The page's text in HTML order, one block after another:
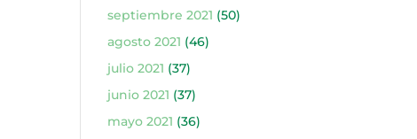
septiembre 2021 (50)
agosto 2021 (46)
julio 2021 (37)
junio 2021 (37)
mayo 2021 (36)